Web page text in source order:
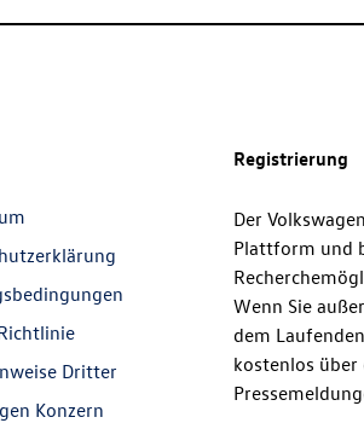
Dritter
Konzern
Registrierung
Der
Plattform und
Wenn Sie
dem
kostenlos